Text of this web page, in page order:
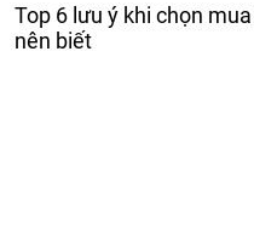
Top 6 lưu ý khi chọn
nên biết